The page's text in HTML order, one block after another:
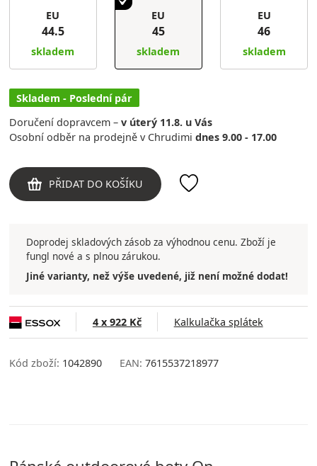
EU
44.5
skladem
EU
45
skladem
EU
46
skladem
Skladem - Poslední pár
Doručení dopravcem – v úterý 11.8. u Vás
Osobní odběr na prodejně v Chrudimi dnes 9.00 - 17.00
PŘIDAT DO KOŠÍKU
Doprodej skladových zásob za výhodnou cenu. Zboží je
fungl nové a s plnou zárukou.
Jiné varianty, než výše uvedené, již není možné dodat!
4 x 922 Kč Kalkulačka splátek
Kód zboží: 1042890 EAN: 7615537218977